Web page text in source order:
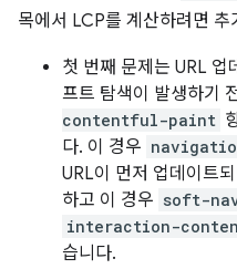
목에서 LCP를 계산하려면
첫 번째 문제는 URL 업
프트 탐색이 발생하기
contentful-paint
다. 이 경우
URL이 먼저 업데이트
하고 이 경우 soft-
interaction-
습니다.